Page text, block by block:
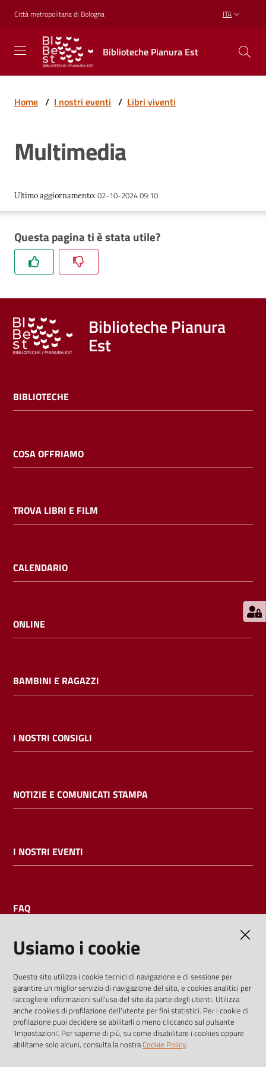
Vai al contenuto
Vai alla navigazione
Vai al footer
Città metropolitana di Bologna ITA
Biblioteche Pianura Est
Biblioteche
Pianura
Est
CREARE,
RICREARSI
Biblioteche
Trova
e
Calendario
Online
ragazzi
i
l
Cerca nei
cataloghi
Chiedi al
Home / I nostri eventi / Libri viventi
Multimedia
Ultimo aggiornamento:02-10-2024 09:10
Questa pagina ti è stata utile?
Biblioteche Pianura
Est
BIBLIOTECHE
COSA OFFRIAMO
TROVA LIBRI E FILM
CALENDARIO
ONLINE
BAMBINI E RAGAZZI
I NOSTRI CONSIGLI
NOTIZIE E COMUNICATI STAMPA
I NOSTRI EVENTI
FAQ
I dati personali pubblicati sono riutilizzabili solo alle condizioni
previste dalla direttiva comunitaria 2003/98/CE e dal d.lgs.
36/2006
Usiamo i cookie
Questo sito utilizza i cookie tecnici di navigazione e di sessione per
garantire un miglior servizio di navigazione del sito, e cookies analitici per
raccogliere informazioni sull'uso del sito da parte degli utenti. Utilizza
anche cookies di profilazione dell'utente per fini statistici. Per i cookie di
profilazione puoi decidere se abilitarli o meno cliccando sul pulsante
'Impostazioni'. Per saperne di più, su come disabilitare i cookies oppure
abilitarne solo alcuni, consulta la nostraCookie Policy.